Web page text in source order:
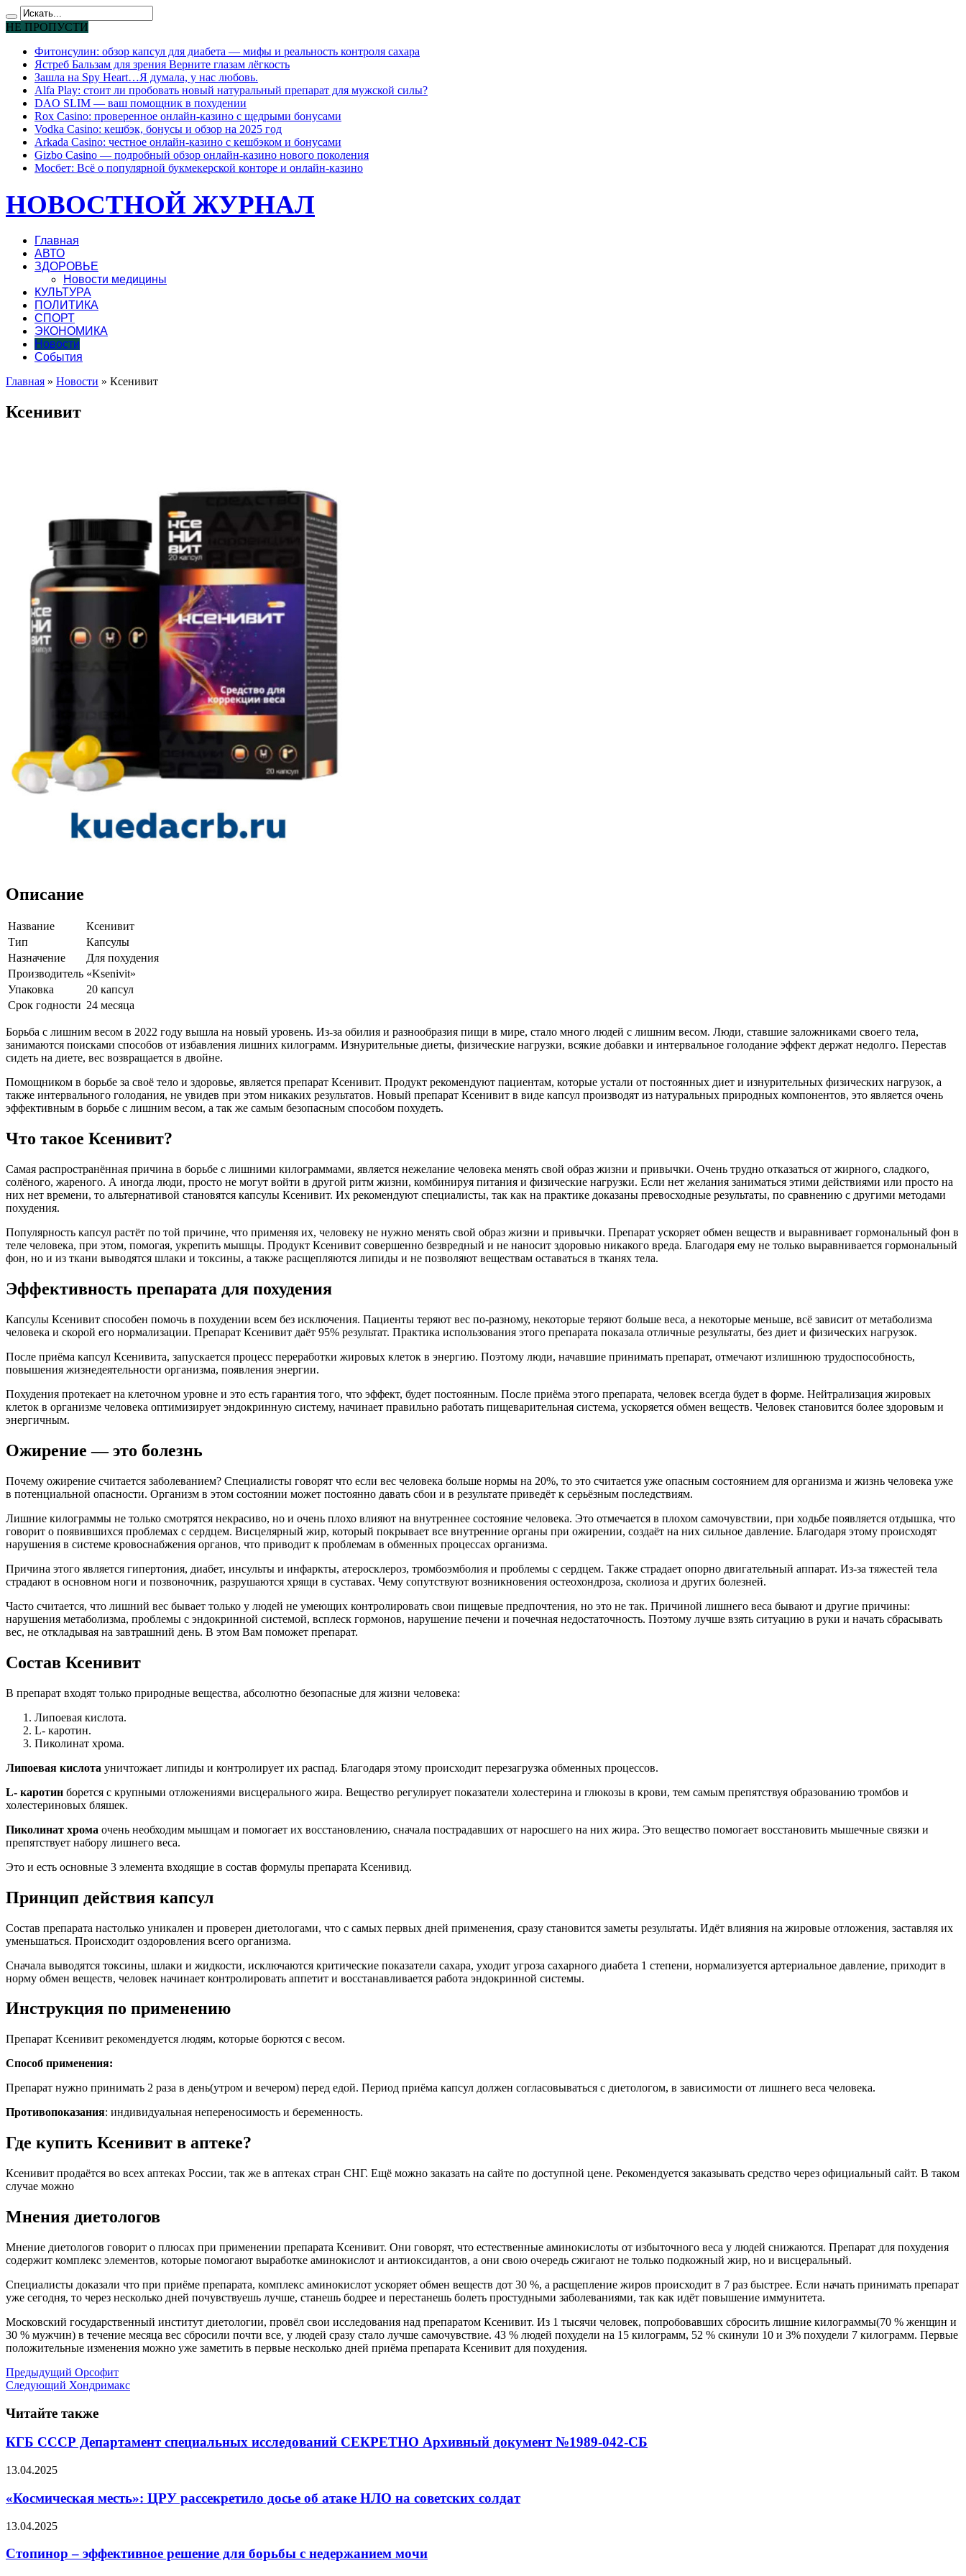
НЕ ПРОПУСТИ
Фитонсулин: обзор капсул для диабета — мифы и реальность контроля сахара
Ястреб Бальзам для зрения Верните глазам лёгкость
Зашла на Spy Heart…Я думала, у нас любовь.
Alfa Play: стоит ли пробовать новый натуральный препарат для мужской силы?
DAO SLIM — ваш помощник в похудении
Rox Casino: проверенное онлайн-казино с щедрыми бонусами
Vodka Casino: кешбэк, бонусы и обзор на 2025 год
Arkada Casino: честное онлайн-казино с кешбэком и бонусами
Gizbo Casino — подробный обзор онлайн-казино нового поколения
Мосбет: Всё о популярной букмекерской конторе и онлайн-казино
НОВОСТНОЙ ЖУРНАЛ
Главная
АВТО
ЗДОРОВЬЕ
Новости медицины
КУЛЬТУРА
ПОЛИТИКА
СПОРТ
ЭКОНОМИКА
Новости
События
Главная » Новости » Ксенивит
Ксенивит
Описание
Название
Ксенивит
Тип
Капсулы
Назначение
Для похудения
Производитель «Ksenivit»
Упаковка
20 капсул
Срок годности 24 месяца
Борьба с лишним весом в 2022 году вышла на новый уровень. Из-за обилия и разнообразия пищи в мире, стало много людей с лишним весом. Люди, ставшие заложниками своего тела,
занимаются поисками способов от избавления лишних килограмм. Изнурительные диеты, физические нагрузки, всякие добавки и интервальное голодание эффект держат недолго. Перестав
сидеть на диете, вес возвращается в двойне.
Помощником в борьбе за своё тело и здоровье, является препарат Ксенивит. Продукт рекомендуют пациентам, которые устали от постоянных диет и изнурительных физических нагрузок, а
также интервального голодания, не увидев при этом никаких результатов. Новый препарат Ксенивит в виде капсул производят из натуральных природных компонентов, это является очень
эффективным в борьбе с лишним весом, а так же самым безопасным способом похудеть.
Что такое Ксенивит?
Самая распространённая причина в борьбе с лишними килограммами, является нежелание человека менять свой образ жизни и привычки. Очень трудно отказаться от жирного, сладкого,
солёного, жареного. А иногда люди, просто не могут войти в другой ритм жизни, комбинируя питания и физические нагрузки. Если нет желания заниматься этими действиями или просто на
них нет времени, то альтернативой становятся капсулы Ксенивит. Их рекомендуют специалисты, так как на практике доказаны превосходные результаты, по сравнению с другими методами
похудения.
Популярность капсул растёт по той причине, что применяя их, человеку не нужно менять свой образ жизни и привычки. Препарат ускоряет обмен веществ и выравнивает гормональный фон в
теле человека, при этом, помогая, укрепить мышцы. Продукт Ксенивит совершенно безвредный и не наносит здоровью никакого вреда. Благодаря ему не только выравнивается гормональный
фон, но и из ткани выводятся шлаки и токсины, а также расщепляются липиды и не позволяют веществам оставаться в тканях тела.
Эффективность препарата для похудения
Капсулы Ксенивит способен помочь в похудении всем без исключения. Пациенты теряют вес по-разному, некоторые теряют больше веса, а некоторые меньше, всё зависит от метаболизма
человека и скорой его нормализации. Препарат Ксенивит даёт 95% результат. Практика использования этого препарата показала отличные результаты, без диет и физических нагрузок.
После приёма капсул Ксенивита, запускается процесс переработки жировых клеток в энергию. Поэтому люди, начавшие принимать препарат, отмечают излишнюю трудоспособность,
повышения жизнедеятельности организма, появления энергии.
Похудения протекает на клеточном уровне и это есть гарантия того, что эффект, будет постоянным. После приёма этого препарата, человек всегда будет в форме. Нейтрализация жировых
клеток в организме человека оптимизирует эндокринную систему, начинает правильно работать пищеварительная система, ускоряется обмен веществ. Человек становится более здоровым и
энергичным.
Ожирение — это болезнь
Почему ожирение считается заболеванием? Специалисты говорят что если вес человека больше нормы на 20%, то это считается уже опасным состоянием для организма и жизнь человека уже
в потенциальной опасности. Организм в этом состоянии может постоянно давать сбои и в результате приведёт к серьёзным последствиям.
Лишние килограммы не только смотрятся некрасиво, но и очень плохо влияют на внутреннее состояние человека. Это отмечается в плохом самочувствии, при ходьбе появляется отдышка, что
говорит о появившихся проблемах с сердцем. Висцелярный жир, который покрывает все внутренние органы при ожирении, создаёт на них сильное давление. Благодаря этому происходят
нарушения в системе кровоснабжения органов, что приводит к проблемам в обменных процессах организма.
Причина этого является гипертония, диабет, инсульты и инфаркты, атеросклероз, тромбоэмболия и проблемы с сердцем. Также страдает опорно двигательный аппарат. Из-за тяжестей тела
страдают в основном ноги и позвоночник, разрушаются хрящи в суставах. Чему сопутствуют возникновения остеохондроза, сколиоза и других болезней.
Часто считается, что лишний вес бывает только у людей не умеющих контролировать свои пищевые предпочтения, но это не так. Причиной лишнего веса бывают и другие причины:
нарушения метаболизма, проблемы с эндокринной системой, всплеск гормонов, нарушение печени и почечная недостаточность. Поэтому лучше взять ситуацию в руки и начать сбрасывать
вес, не откладывая на завтрашний день. В этом Вам поможет препарат.
Состав Ксенивит
В препарат входят только природные вещества, абсолютно безопасные для жизни человека:
Липоевая кислота.
L- каротин.
Пиколинат хрома.
Липоевая кислота уничтожает липиды и контролирует их распад. Благодаря этому происходит перезагрузка обменных процессов.
L- каротин борется с крупными отложениями висцерального жира. Вещество регулирует показатели холестерина и глюкозы в крови, тем самым препятствуя образованию тромбов и
холестериновых бляшек.
Пиколинат хрома очень необходим мышцам и помогает их восстановлению, сначала пострадавших от наросшего на них жира. Это вещество помогает восстановить мышечные связки и
препятствует набору лишнего веса.
Это и есть основные 3 элемента входящие в состав формулы препарата Ксенивид.
Принцип действия капсул
Состав препарата настолько уникален и проверен диетологами, что с самых первых дней применения, сразу становится заметы результаты. Идёт влияния на жировые отложения, заставляя их
уменьшаться. Происходит оздоровления всего организма.
Сначала выводятся токсины, шлаки и жидкости, исключаются критические показатели сахара, уходит угроза сахарного диабета 1 степени, нормализуется артериальное давление, приходит в
норму обмен веществ, человек начинает контролировать аппетит и восстанавливается работа эндокринной системы.
Инструкция по применению
Препарат Ксенивит рекомендуется людям, которые борются с весом.
Способ применения:
Препарат нужно принимать 2 раза в день(утром и вечером) перед едой. Период приёма капсул должен согласовываться с диетологом, в зависимости от лишнего веса человека.
Противопоказания: индивидуальная непереносимость и беременность.
Где купить Ксенивит в аптеке?
Ксенивит продаётся во всех аптеках России, так же в аптеках стран СНГ. Ещё можно заказать на сайте по доступной цене. Рекомендуется заказывать средство через официальный сайт. В таком
случае можно
Мнения диетологов
Мнение диетологов говорит о плюсах при применении препарата Ксенивит. Они говорят, что естественные аминокислоты от избыточного веса у людей снижаются. Препарат для похудения
содержит комплекс элементов, которые помогают выработке аминокислот и антиоксидантов, а они свою очередь сжигают не только подкожный жир, но и висцеральный.
Специалисты доказали что при приёме препарата, комплекс аминокислот ускоряет обмен веществ дот 30 %, а расщепление жиров происходит в 7 раз быстрее. Если начать принимать препарат
уже сегодня, то через несколько дней почувствуешь лучше, станешь бодрее и перестанешь болеть простудными заболеваниями, так как идёт повышение иммунитета.
Московский государственный институт диетологии, провёл свои исследования над препаратом Ксенивит. Из 1 тысячи человек, попробовавших сбросить лишние килограммы(70 % женщин и
30 % мужчин) в течение месяца вес сбросили почти все, у людей сразу стало лучше самочувствие. 43 % людей похудели на 15 килограмм, 52 % скинули 10 и 3% похудели 7 килограмм. Первые
положительные изменения можно уже заметить в первые несколько дней приёма препарата Ксенивит для похудения.
Предыдущий Орсофит
Следующий Хондримакс
Читайте также
КГБ СССР Департамент специальных исследований СЕКРЕТНО Архивный документ №1989-042-СБ
13.04.2025
«Космическая месть»: ЦРУ рассекретило досье об атаке НЛО на советских солдат
13.04.2025
Стопинор – эффективное решение для борьбы с недержанием мочи